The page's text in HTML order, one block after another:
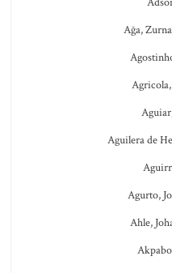
Ağa,
Aguilera de
Agurto,
Ahle,